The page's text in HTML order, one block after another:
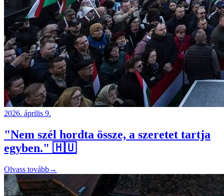
2026. április 9.
"Nem szél hordta össze, a szeretet tartja
egyben." 🇭🇺
Olvass tovább→